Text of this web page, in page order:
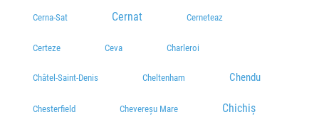
Cerna-Sat Cernat Cerneteaz
Certeze Ceva Charleroi
Châtel-Saint-Denis Cheltenham Chendu
Chesterfield Chevereșu Mare Chichiș